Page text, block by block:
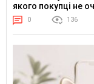
якого покупці не
0 136